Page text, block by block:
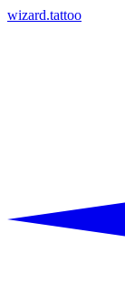
wizard.tattoo